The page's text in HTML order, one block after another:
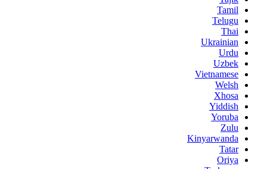
Tamil
Telugu
Thai
Ukrainian
Urdu
Uzbek
Vietnamese
Welsh
Xhosa
Yiddish
Yoruba
Zulu
Kinyarwanda
Tatar
Oriya